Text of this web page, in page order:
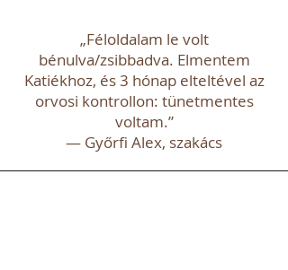
„Féloldalam le volt
bénulva/zsibbadva. Elmentem
Katiékhoz, és 3 hónap elteltével az
orvosi kontrollon: tünetmentes
voltam.”
— Győrfi Alex, szakács